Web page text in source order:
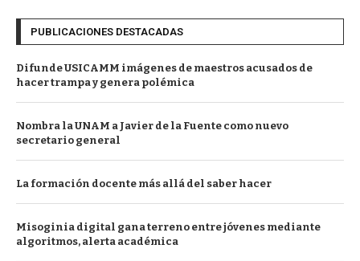
PUBLICACIONES DESTACADAS
Difunde USICAMM imágenes de maestros acusados de
hacer trampa y genera polémica
Nombra la UNAM a Javier de la Fuente como nuevo
secretario general
La formación docente más allá del saber hacer
Misoginia digital gana terreno entre jóvenes mediante
algoritmos, alerta académica